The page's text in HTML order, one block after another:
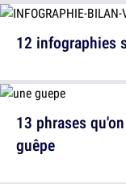
13 phrases
guêpe
12 infographies